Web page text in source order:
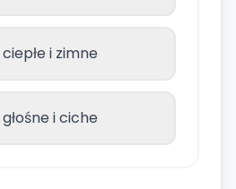
i zimne
i ciche